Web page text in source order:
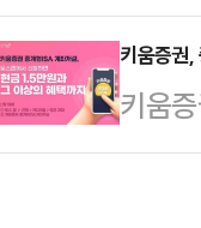
험을
해외
감면
을 받
일…
였다.
단을
을 대
개월
키움증권
키움
이벤